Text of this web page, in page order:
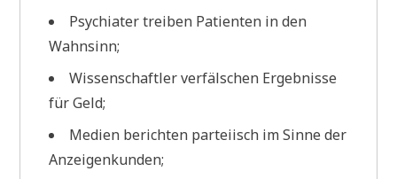
Psych­ia­ter trei­ben Pati­en­ten in den
Wahnsinn;
Wis­sen­schaft­ler ver­fäl­schen Ergeb­nis­se
für Geld;
Medi­en berich­ten par­tei­isch im Sin­ne der
Anzeigenkunden;